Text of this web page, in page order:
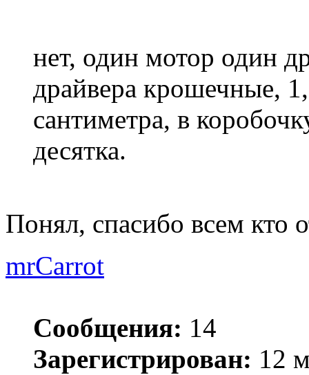
нет, один мотор один
драйвера крошечные,
сантиметра, в
десятка.
Понял, спасибо всем кто
mrCarrot
Сообщения: 14
Зарегистрирован: 12